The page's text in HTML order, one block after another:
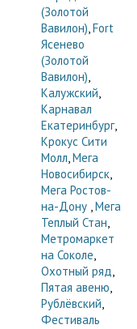
(Золотой
Вавилон),Fort
Ясенево
(Золотой
Вавилон),
Калужский,
Карнавал
Екатеринбург,
Крокус Сити
Молл,Мега
Новосибирск,
Мега Ростов-
на-Дону ,Мега
Теплый Стан,
Метромаркет
на Соколе,
Охотный ряд,
Пятая авеню,
Рублёвский,
Фестиваль